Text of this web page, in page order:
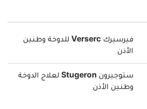
فيرسيرك Verserc للدوخة وطنين
الأذن
ستوجيرون Stugeron لعلاج الدوخة
وطنين الأذن